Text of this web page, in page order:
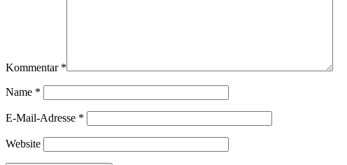
Kommentar *
Name *
E-Mail-Adresse *
Website